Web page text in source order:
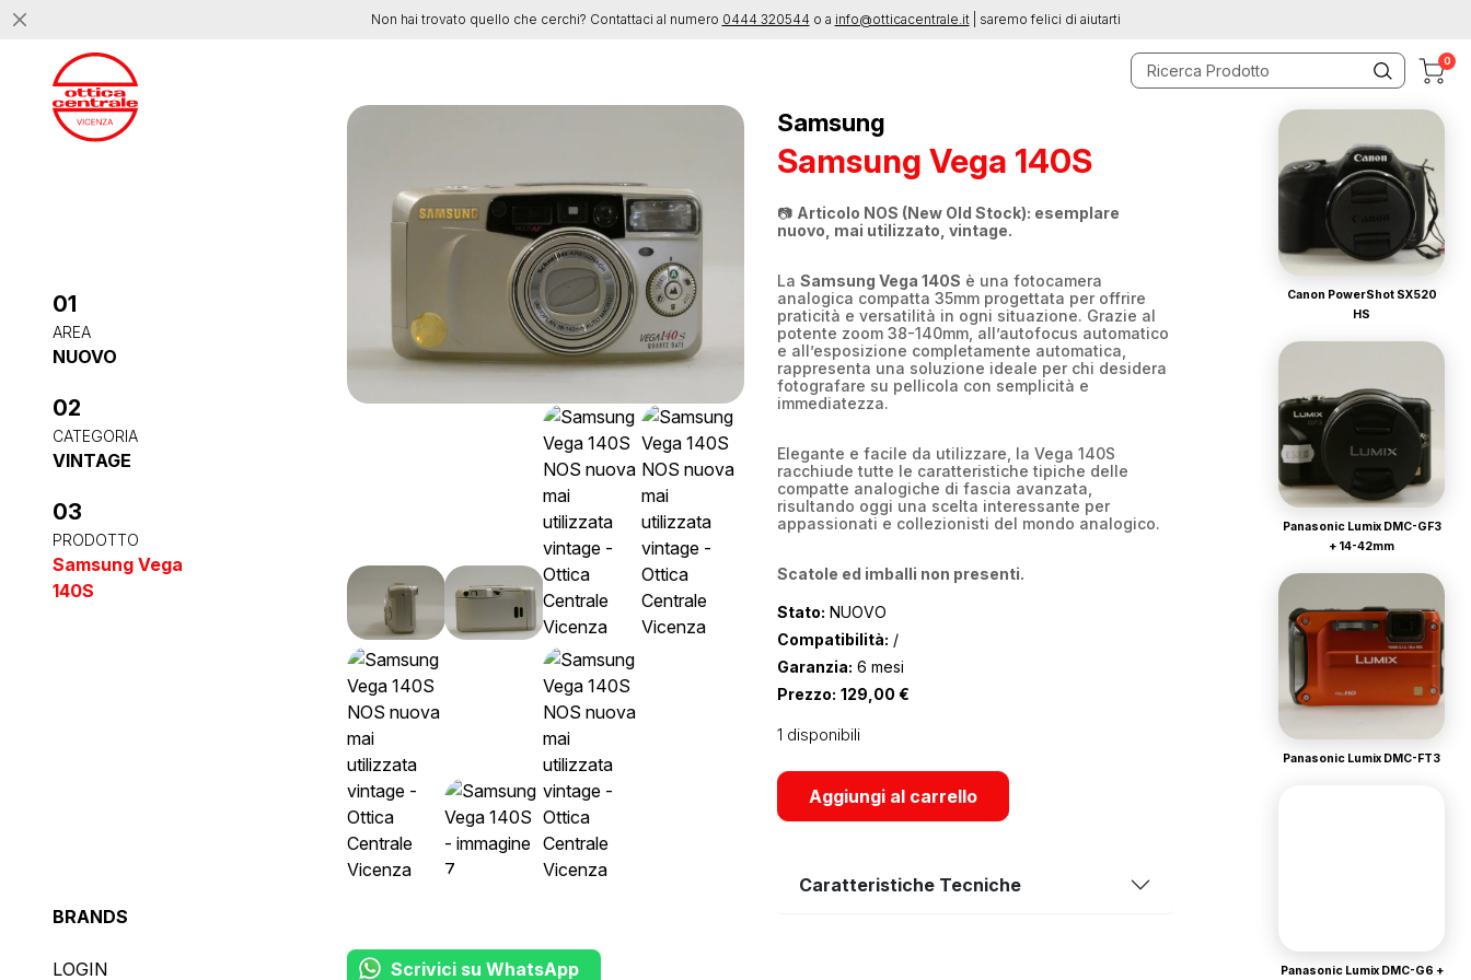
0
01
AREA
NUOVO
02
CATEGORIA
VINTAGE
03
PRODOTTO
Samsung Vega
140S
BRANDS
LOGIN
Samsung
Samsung Vega 140S
📷 Articolo NOS (New Old Stock): esemplare
nuovo, mai utilizzato, vintage.
La Samsung Vega 140S è una fotocamera
analogica compatta 35mm progettata per offrire
praticità e versatilità in ogni situazione. Grazie al
potente zoom 38-140mm, all’autofocus automatico
e all’esposizione completamente automatica,
rappresenta una soluzione ideale per chi desidera
fotografare su pellicola con semplicità e
immediatezza.
Elegante e facile da utilizzare, la Vega 140S
racchiude tutte le caratteristiche tipiche delle
compatte analogiche di fascia avanzata,
risultando oggi una scelta interessante per
appassionati e collezionisti del mondo analogico.
Scatole ed imballi non presenti.
Stato: NUOVO
Compatibilità: /
Garanzia: 6 mesi
Prezzo: 129,00 €
1 disponibili
Aggiungi al carrello
Caratteristiche Tecniche
Scrivici su WhatsApp
Canon PowerShot SX520
HS
Panasonic Lumix DMC-GF3
+ 14-42mm
Panasonic Lumix DMC-FT3
Panasonic Lumix DMC-G6 +
Non hai trovato quello che cerchi? Contattaci al numero 0444 320544 o a info@otticacentrale.it| saremo felici di aiutarti